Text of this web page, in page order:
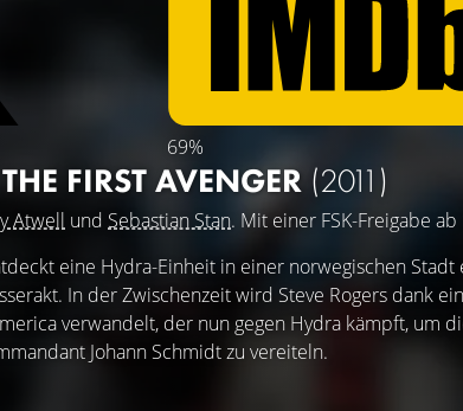
69%
FIRST AVENGER (2011)
Atwell und Sebastian Stan. Mit einer FSK-Freigabe ab
eine Hydra-Einheit in einer norwegischen Stadt
In der Zwischenzeit wird Steve Rogers dank
verwandelt, der nun gegen Hydra kämpft, um
Johann Schmidt zu vereiteln.